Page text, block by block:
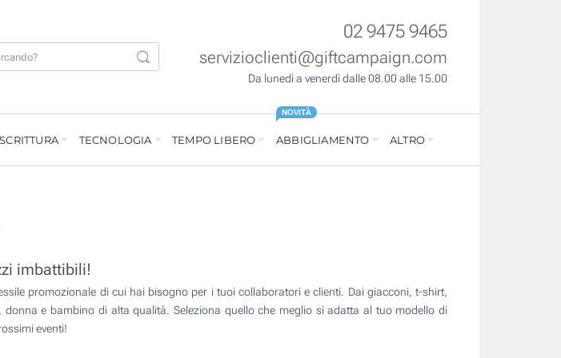
02 9475 9465
servizioclienti@giftcampaign.com
Da lunedì a venerdì dalle 08.00 alle 15.00
SCRITTURA TECNOLOGIA TEMPO LIBERO ABBIGLIAMENTO
NOVITÀ
ALTRO
imbattibili!
promozionale di cui hai bisogno per i tuoi collaboratori e clienti. Dai giacconi, t-shirt,
e bambino di alta qualità. Seleziona quello che meglio si adatta al tuo modello di
eventi!